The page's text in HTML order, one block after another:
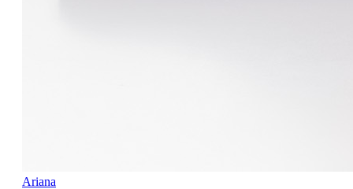
Ariana